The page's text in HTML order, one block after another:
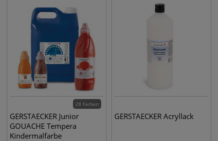
28 Farben
GERSTAECKER Junior
GOUACHE Tempera
Kindermalfarbe
GERSTAECKER Acryllack